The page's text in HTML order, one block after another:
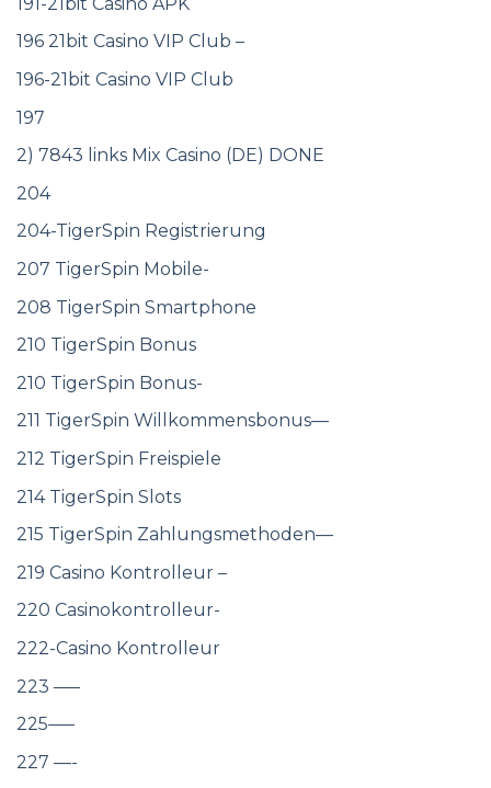
196 21bit Casino VIP Club –
196-21bit Casino VIP Club
197
2) 7843 links Mix Casino (DE) DONE
204
204-TigerSpin Registrierung
207 TigerSpin Mobile-
208 TigerSpin Smartphone
210 TigerSpin Bonus
210 TigerSpin Bonus-
211 TigerSpin Willkommensbonus—
212 TigerSpin Freispiele
214 TigerSpin Slots
215 TigerSpin Zahlungsmethoden—
219 Casino Kontrolleur –
220 Casinokontrolleur-
222-Casino Kontrolleur
223 —–
225—–
227 —-